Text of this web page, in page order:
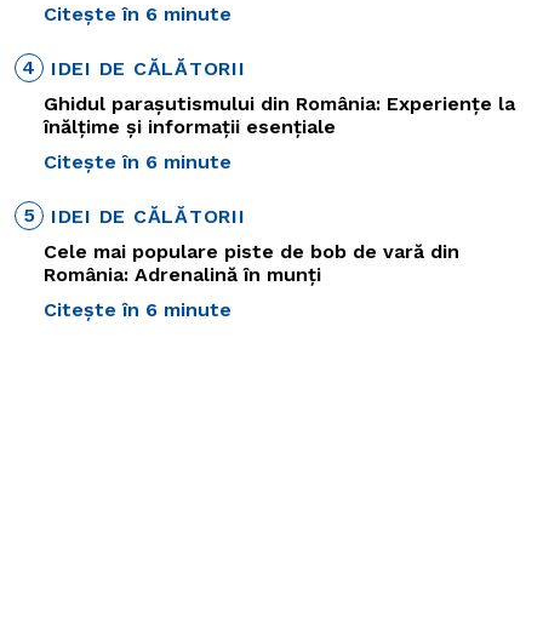
Citește în 6 minute
4
IDEI DE CĂLĂTORII
Ghidul parașutismului din România: Experiențe la
înălțime și informații esențiale
Citește în 6 minute
5
IDEI DE CĂLĂTORII
Cele mai populare piste de bob de vară din
România: Adrenalină în munți
Citește în 6 minute